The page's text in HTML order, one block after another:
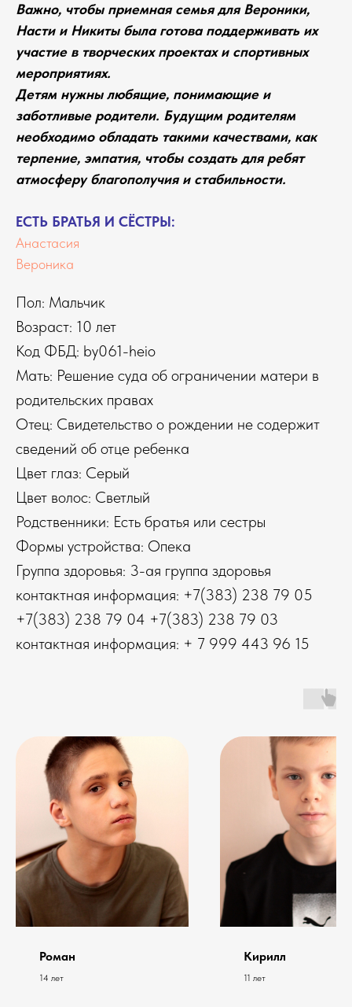
Важно, чтобы приемная семья для Вероники,
Насти и Никиты была готова поддерживать их
участие в творческих проектах и спортивных
мероприятиях.
Детям нужны любящие, понимающие и
заботливые родители. Будущим родителям
необходимо обладать такими качествами, как
терпение, эмпатия, чтобы создать для ребят
атмосферу благополучия и стабильности.
ЕСТЬ БРАТЬЯ И СЁСТРЫ:
Анастасия
Вероника
Пол: Мальчик
Возраст: 10 лет
Код ФБД: by061-heio
Мать: Решение суда об ограничении матери в
родительских правах
Отец: Свидетельство о рождении не содержит
сведений об отце ребенка
Цвет глаз: Серый
Цвет волос: Светлый
Родственники: Есть братья или сестры
Формы устройства: Опека
Группа здоровья: 3-ая группа здоровья
контактная информация: +7(383) 238 79 05
+7(383) 238 79 04 +7(383) 238 79 03
контактная информация: + 7 999 443 96 15
Роман
14 лет
Кирилл
11 лет